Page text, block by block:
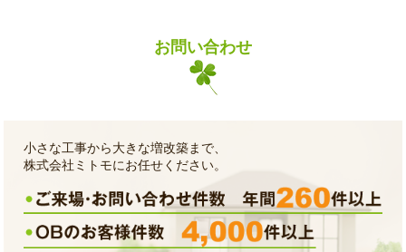
お問い合わせ
小さな工事から大きな増改築まで、
株式会社ミトモにお任せください。